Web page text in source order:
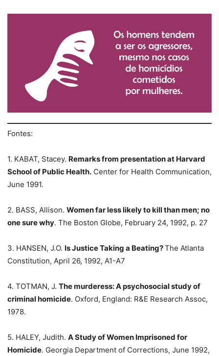
Fontes:
1. KABAT, Stacey. Remarks from presentation at Harvard
School of Public Health. Center for Health Communication,
June 1991.
2. BASS, Allison. Women far less likely to kill than men; no
one sure why. The Boston Globe, February 24, 1992, p. 27
3. HANSEN, J.O. Is Justice Taking a Beating?The Atlanta
Constitution, April 26, 1992, A1-A7
4. TOTMAN, J. The murderess: A psychosocial study of
criminal homicide. Oxford, England: R&E Research Assoc,
1978.
5. HALEY, Judith. A Study of Women Imprisoned for
Homicide. Georgia Department of Corrections, June 1992,